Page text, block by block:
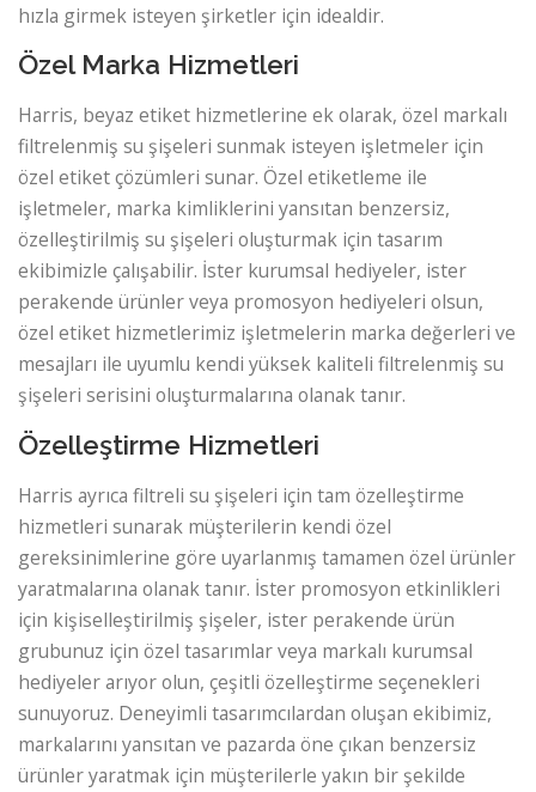
hızla girmek isteyen şirketler için idealdir.
Özel Marka Hizmetleri
Harris, beyaz etiket hizmetlerine ek olarak, özel markalı
filtrelenmiş su şişeleri sunmak isteyen işletmeler için
özel etiket çözümleri sunar. Özel etiketleme ile
işletmeler, marka kimliklerini yansıtan benzersiz,
özelleştirilmiş su şişeleri oluşturmak için tasarım
ekibimizle çalışabilir. İster kurumsal hediyeler, ister
perakende ürünler veya promosyon hediyeleri olsun,
özel etiket hizmetlerimiz işletmelerin marka değerleri ve
mesajları ile uyumlu kendi yüksek kaliteli filtrelenmiş su
şişeleri serisini oluşturmalarına olanak tanır.
Özelleştirme Hizmetleri
Harris ayrıca filtreli su şişeleri için tam özelleştirme
hizmetleri sunarak müşterilerin kendi özel
gereksinimlerine göre uyarlanmış tamamen özel ürünler
yaratmalarına olanak tanır. İster promosyon etkinlikleri
için kişiselleştirilmiş şişeler, ister perakende ürün
grubunuz için özel tasarımlar veya markalı kurumsal
hediyeler arıyor olun, çeşitli özelleştirme seçenekleri
sunuyoruz. Deneyimli tasarımcılardan oluşan ekibimiz,
markalarını yansıtan ve pazarda öne çıkan benzersiz
ürünler yaratmak için müşterilerle yakın bir şekilde